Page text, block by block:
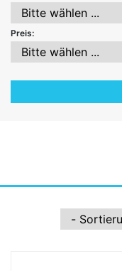
Preis: